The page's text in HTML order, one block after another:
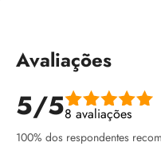
Avaliações
5/58 avaliações
100% dos respondentes